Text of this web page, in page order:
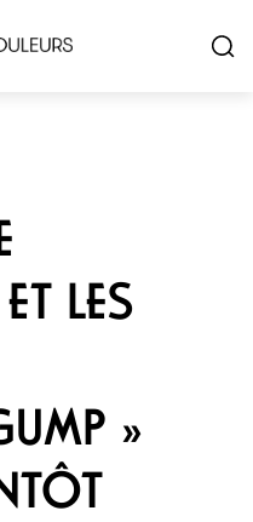
LES
»